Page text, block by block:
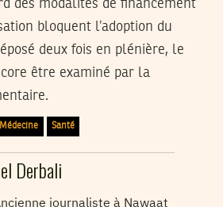
des modalités de financement
bloquent l’adoption du
deux fois en plénière, le
être examiné par la
Médecine Santé
Derbali